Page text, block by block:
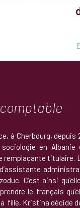
à Cherbourg, depuis
en
remplaçante
C’est ainsi
le français
fille, Kristina décide